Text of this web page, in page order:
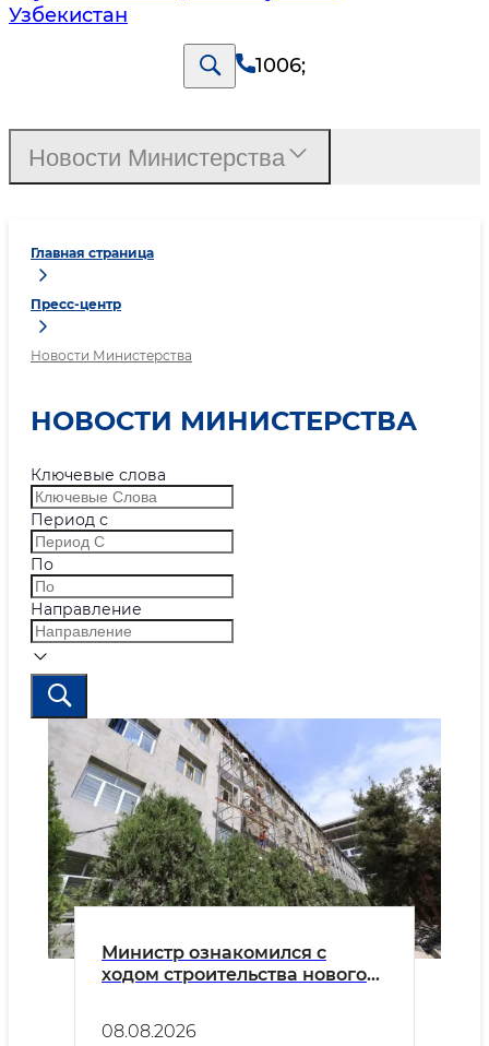
Узбекистан
1006;
Главная страница
Пресс-центр
Новости Министерства
НОВОСТИ МИНИСТЕРСТВА
Ключевые слова
Период с
По
Направление
Министр ознакомился с
ходом строительства нового
08.08.2026
Новости Министерства